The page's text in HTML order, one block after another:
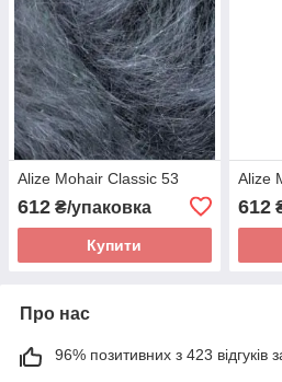
Alize Mohair Classic 53
612 ₴/упаковка
Купити
Alize
612
Про нас
96% позитивних з 423 відгуків